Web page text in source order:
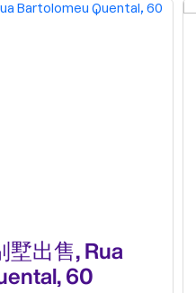
墅出售, Rua
60